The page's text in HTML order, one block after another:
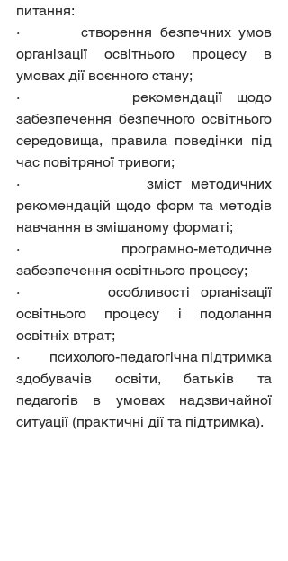
питання:
·        створення безпечних умов
організації освітнього процесу в
умовах дії воєнного стану;
·        рекомендації щодо
забезпечення безпечного освітнього
середовища, правила поведінки під
час повітряної тривоги;
·              зміст методичних
рекомендацій щодо форм та методів
навчання в змішаному форматі;
·        програмно-методичне
забезпечення освітнього процесу;
·        особливості організації
освітнього процесу і подолання
освітніх втрат;
·        психолого-педагогічна підтримка
здобувачів освіти, батьків та
педагогів в умовах надзвичайної
ситуації (практичні дії та підтримка).